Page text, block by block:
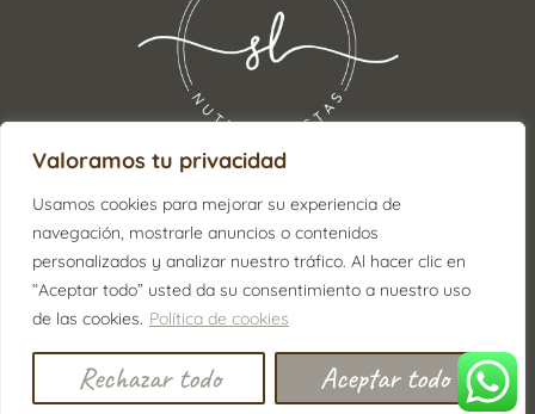
Valoramos tu privacidad
Usamos cookies para mejorar su experiencia de
navegación, mostrarle anuncios o contenidos
personalizados y analizar nuestro tráfico. Al hacer clic en
“Aceptar todo” usted da su consentimiento a nuestro uso
de las cookies. Política de cookies
Rechazar todo Aceptar todo
ENCUÉNTRANOS:
645 88 13 98
info@sheilallop.com
Avenida Francisco Tárrega 64, entresuelo A, 12540,
Villareal (Castellón)